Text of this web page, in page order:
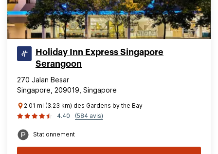
Holiday Inn Express Singapore
Serangoon
270 Jalan Besar
Singapore, 209019, Singapore
2.01 mi (3.23 km) des Gardens by the Bay
4.40
(584 avis)
Stationnement